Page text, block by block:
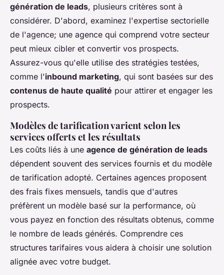
génération de leads, plusieurs critères sont à
considérer. D'abord, examinez l'expertise sectorielle
de l'agence; une agence qui comprend votre secteur
peut mieux cibler et convertir vos prospects.
Assurez-vous qu'elle utilise des stratégies testées,
comme l'inbound marketing, qui sont basées sur des
contenus de haute qualité pour attirer et engager les
prospects.
Modèles de tarification varient selon les
services offerts et les résultats
Les coûts liés à une agence de génération de leads
dépendent souvent des services fournis et du modèle
de tarification adopté. Certaines agences proposent
des frais fixes mensuels, tandis que d'autres
préfèrent un modèle basé sur la performance, où
vous payez en fonction des résultats obtenus, comme
le nombre de leads générés. Comprendre ces
structures tarifaires vous aidera à choisir une solution
alignée avec votre budget.